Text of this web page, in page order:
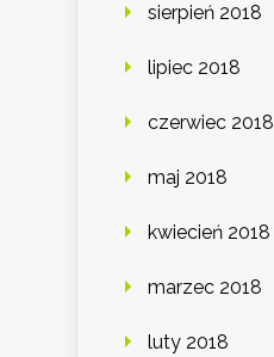
sierpień 2018
lipiec 2018
czerwiec 2018
maj 2018
kwiecień 2018
marzec 2018
luty 2018